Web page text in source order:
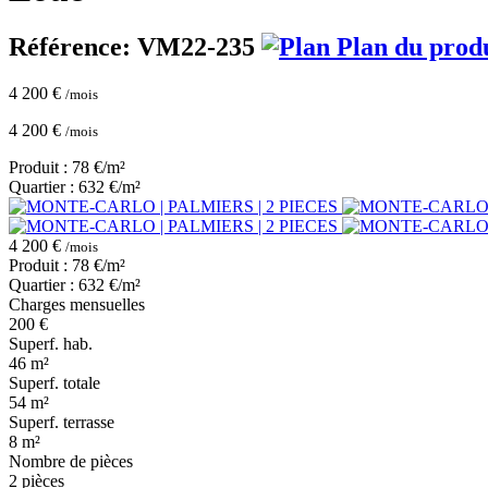
Référence: VM22-235 Plan du
4 200 € /mois
4 200 € /mois
Produit : 78 €/m²
Quartier : 632 €/m²
4 200 € /mois
Produit : 78 €/m²
Quartier : 632 €/m²
Charges mensuelles
200 €
Superf. hab.
46 m²
Superf. totale
54 m²
Superf. terrasse
8 m²
Nombre de pièces
2 pièces